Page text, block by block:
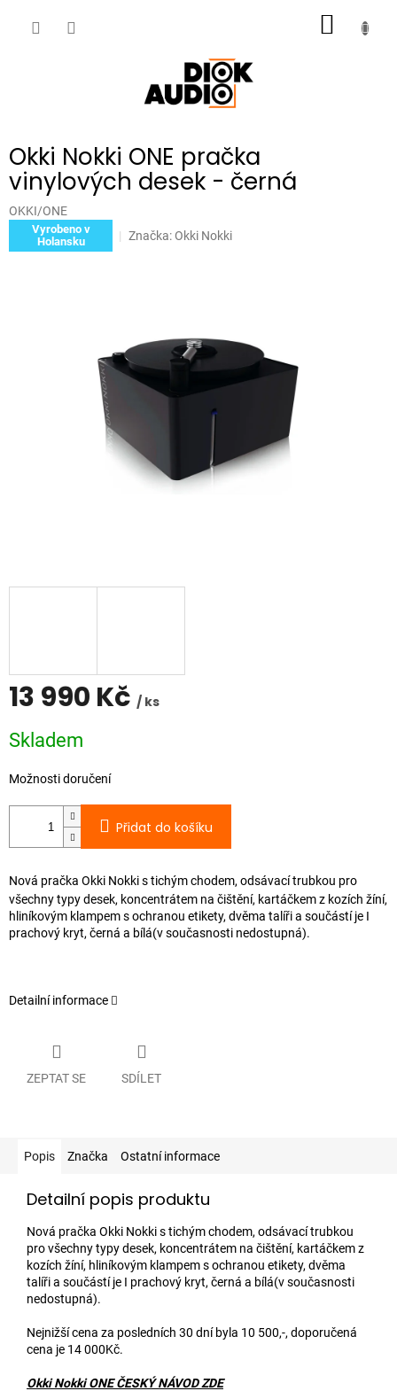
Okki Nokki ONE pračka
vinylových desek - černá
OKKI/ONE
Vyrobeno v
Holansku
Značka: Okki Nokki
13 990 Kč / ks
cena:
Skladem
Možnosti doručení
Přidat do košíku
Nová pračka Okki Nokki s tichým chodem, odsávací trubkou pro
všechny typy desek, koncentrátem na čištění, kartáčkem z kozích žíní,
hliníkovým klampem s ochranou etikety, dvěma talíři a součástí je I
prachový kryt, černá a bílá(v současnosti nedostupná).
Detailní informace
ZEPTAT SE SDÍLET
Popis Značka Ostatní informace
Detailní popis produktu
Nová pračka Okki Nokki s tichým chodem, odsávací trubkou
pro všechny typy desek, koncentrátem na čištění, kartáčkem z
kozích žíní, hliníkovým klampem s ochranou etikety, dvěma
talíři a součástí je I prachový kryt, černá a bílá(v současnosti
nedostupná).
Nejnižší cena za posledních 30 dní byla 10 500,-, doporučená
cena je 14 000Kč.
Okki Nokki ONE ČESKÝ NÁVOD ZDE